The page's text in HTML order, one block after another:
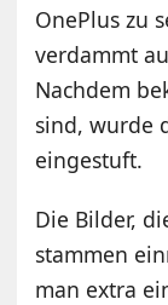
OnePlus zu
verdammt
Nachdem
sind, wurde
eingestuft.
Die Bilder,
stammen
man extra